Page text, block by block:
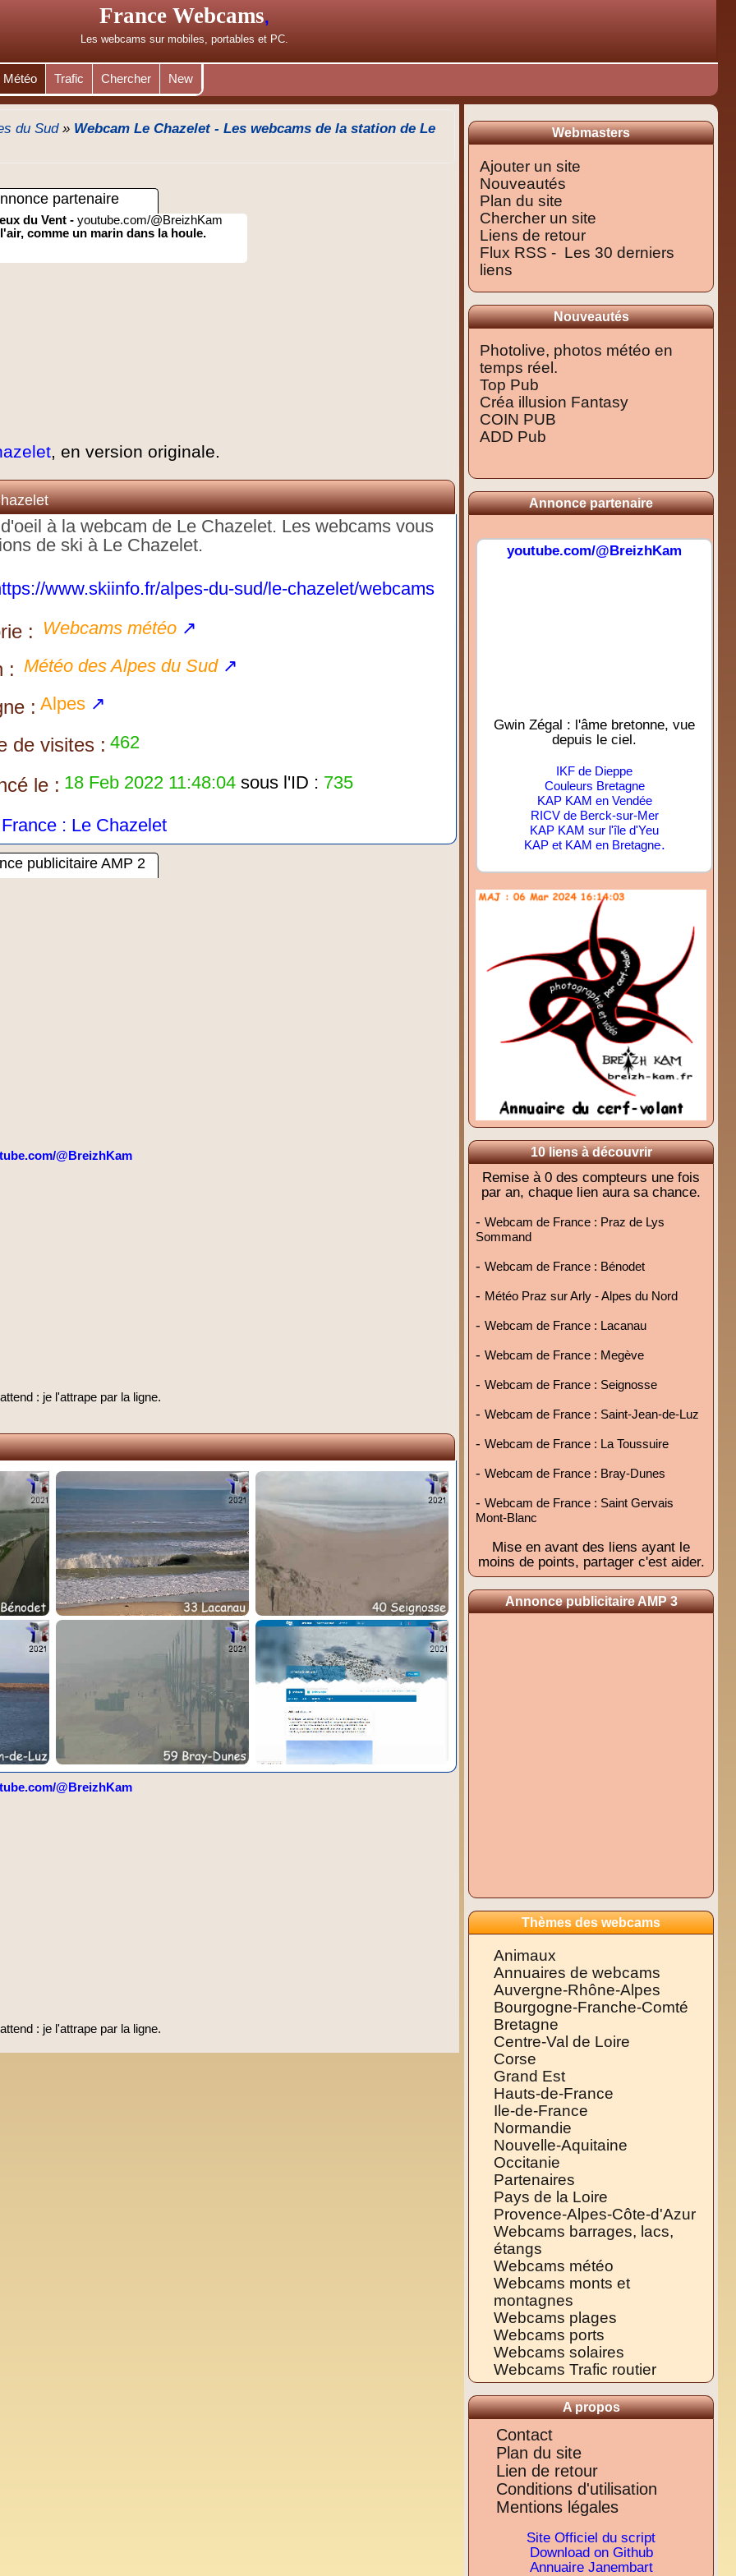
France Webcams,
Les webcams sur mobiles, portables et PC.
Météo Trafic Chercher New
du Sud» Webcam Le Chazelet - Les webcams de la station de Le
partenaire
du Vent - youtube.com/@BreizhKam
comme un marin dans la houle.
, en version originale.
à la webcam de Le Chazelet. Les webcams vous
de ski à Le Chazelet.
www.skiinfo.fr/alpes-du-sud/le-chazelet/webcams
: Webcams météo ↗
: Météo des Alpes du Sud↗
: Alpes ↗
de visites : 462
le : 18 Feb 2022 11:48:04 sous l'ID : 735
: Le Chazelet
publicitaire AMP 2
@BreizhKam
: je l'attrape par la ligne.
@BreizhKam
: je l'attrape par la ligne.
Webmasters
Ajouter un site
Nouveautés
Plan du site
Chercher un site
Liens de retour
Flux RSS - Les 30 derniers
liens
Nouveautés
Photolive, photos météo en
temps réel.
Top Pub
Créa illusion Fantasy
COIN PUB
ADD Pub
Annonce partenaire
youtube.com/@BreizhKam
Gwin Zégal : l'âme bretonne, vue
depuis le ciel.
IKF de Dieppe
Couleurs Bretagne
KAP KAM en Vendée
RICV de Berck-sur-Mer
KAP KAM sur l'île d'Yeu
KAP et KAM en Bretagne.
10 liens à découvrir
Remise à 0 des compteurs une fois
par an, chaque lien aura sa chance.
- Webcam de France : Praz de Lys
Sommand
- Webcam de France : Bénodet
- Météo Praz sur Arly - Alpes du Nord
- Webcam de France : Lacanau
- Webcam de France : Megève
- Webcam de France : Seignosse
- Webcam de France : Saint-Jean-de-Luz
- Webcam de France : La Toussuire
- Webcam de France : Bray-Dunes
- Webcam de France : Saint Gervais
Mont-Blanc
Mise en avant des liens ayant le
moins de points, partager c'est aider.
Annonce publicitaire AMP 3
Thèmes des webcams
Animaux
Annuaires de webcams
Auvergne-Rhône-Alpes
Bourgogne-Franche-Comté
Bretagne
Centre-Val de Loire
Corse
Grand Est
Hauts-de-France
Ile-de-France
Normandie
Nouvelle-Aquitaine
Occitanie
Partenaires
Pays de la Loire
Provence-Alpes-Côte-d'Azur
Webcams barrages, lacs,
étangs
Webcams météo
Webcams monts et
montagnes
Webcams plages
Webcams ports
Webcams solaires
Webcams Trafic routier
A propos
Contact
Plan du site
Lien de retour
Conditions d'utilisation
Mentions légales
Site Officiel du script
Download on Github
Annuaire Janembart